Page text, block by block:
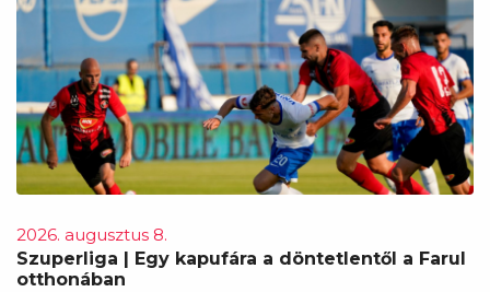
2026. augusztus 8.
Szuperliga | Egy kapufára a döntetlentől a Farul
otthonában